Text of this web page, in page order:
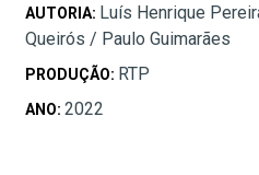
AUTORIA: Luís Henrique
Queirós / Paulo Guimarães
PRODUÇÃO: RTP
ANO: 2022